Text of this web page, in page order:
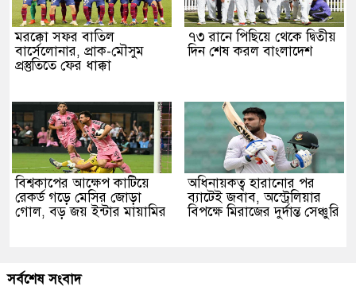
মরক্কো সফর বাতিল
বার্সেলোনার, প্রাক-মৌসুম
প্রস্তুতিতে ফের ধাক্কা
৭৩ রানে পিছিয়ে থেকে দ্বিতীয়
দিন শেষ করল বাংলাদেশ
বিশ্বকাপের আক্ষেপ কাটিয়ে
রেকর্ড গড়ে মেসির জোড়া
গোল, বড় জয় ইন্টার মায়ামির
অধিনায়কত্ব হারানোর পর
ব্যাটেই জবাব, অস্ট্রেলিয়ার
বিপক্ষে মিরাজের দুর্দান্ত সেঞ্চুরি
সর্বশেষ সংবাদ